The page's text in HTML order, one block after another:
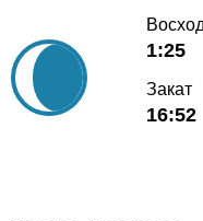
Восход
1:25
Закат
16:52